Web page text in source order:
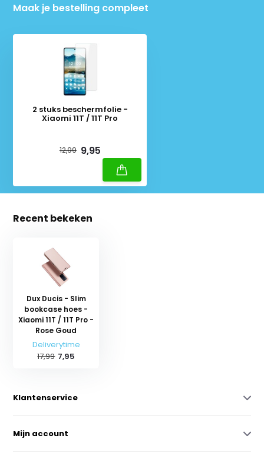
Maak je bestelling compleet
2 stuks beschermfolie -
Xiaomi 11T / 11T Pro
12,99 9,95
Recent bekeken
Dux Ducis - Slim
bookcase hoes -
Xiaomi 11T / 11T Pro -
Rose Goud
Deliverytime
17,99 7,95
Klantenservice
Mijn account